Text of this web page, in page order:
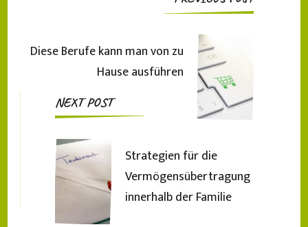
Navigation
Diese Berufe kann man von zu
Hause ausführen
NEXT POST
Strategien für die
Vermögensübertragung
innerhalb der Familie